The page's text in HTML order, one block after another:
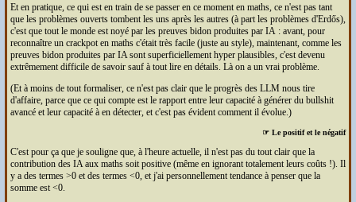
Et en pratique, ce qui est en train de se passer en ce moment en maths, ce n'est pas tant
que les problèmes ouverts tombent les uns après les autres (à part les problèmes d'Erdős),
c'est que tout le monde est noyé par les preuves bidon produites par IA : avant, pour
reconnaître un crackpot en maths c'était très facile (juste au style), maintenant, comme les
preuves bidon produites par IAsont superficiellement hyper plausibles, c'est devenu
extrêmement difficile de savoir sauf à tout lire en détails. Là on a un vrai problème.
(Et à moins de tout formaliser, ce n'est pas clair que le progrès des LLMnous tire
d'affaire, parce que ce qui compte est le rapport entre leur capacité à générer du bullshit
avancé et leur capacité à en détecter, et c'est pas évident comment il évolue.)
☞ Le positif et le négatif
C'est pour ça que je souligne que, à l'heure actuelle, il n'est pas du tout clair que la
contribution des IAaux maths soit positive (même en ignorant totalement leurs coûts !). Il
y a des termes >0 et des termes <0, et j'ai personnellement tendance à penser que la
somme est <0.